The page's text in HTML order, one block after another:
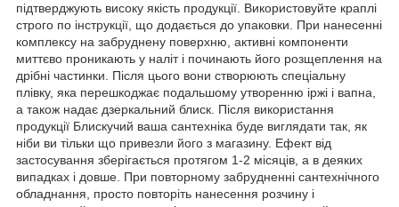
підтверджують високу якість продукції. Використовуйте краплі
строго по інструкції, що додається до упаковки. При нанесенні
комплексу на забруднену поверхню, активні компоненти
миттєво проникають у наліт і починають його розщеплення на
дрібні частинки. Після цього вони створюють спеціальну
плівку, яка перешкоджає подальшому утворенню іржі і вапна,
а також надає дзеркальний блиск. Після використання
продукції Блискучий ваша сантехніка буде виглядати так, як
ніби ви тільки що привезли його з магазину. Ефект від
застосування зберігається протягом 1-2 місяців, а в деяких
випадках і довше. При повторному забрудненні сантехнічного
обладнання, просто повторіть нанесення розчину і